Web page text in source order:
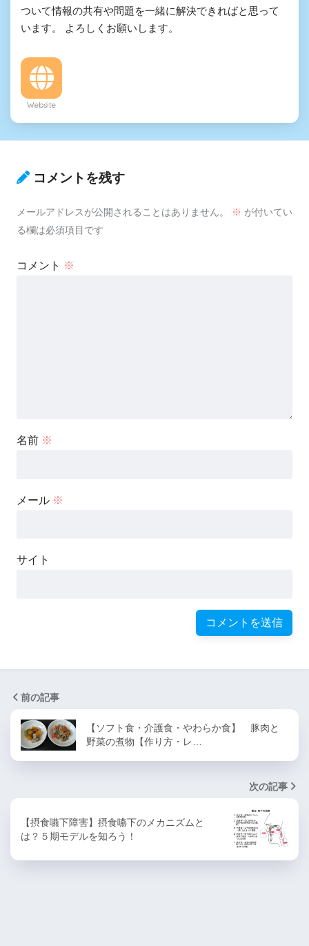
ついて情報の共有や問題を一緒に解決できればと思って
います。 よろしくお願いします。
Website
コメントを残す
メールアドレスが公開されることはありません。 ※ が付いてい
る欄は必須項目です
コメント ※
名前 ※
メール ※
サイト
前の記事
【ソフト食・介護食・やわらか食】 豚肉と
野菜の煮物【作り方・レ…
次の記事
【摂食嚥下障害】摂食嚥下のメカニズムと
は？５期モデルを知ろう！